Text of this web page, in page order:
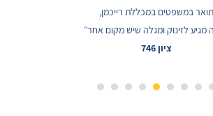
תואר במשפטים במכללת רייכמן,
מגיע לזינוק ומגלה שיש מקום אחר״
ציון 746
1